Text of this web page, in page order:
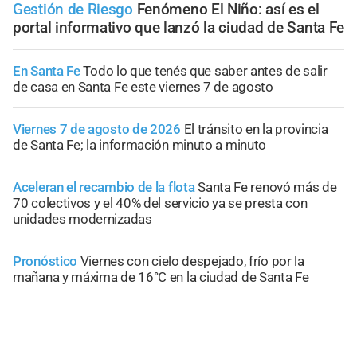
Gestión de Riesgo Fenómeno El Niño: así es el
portal informativo que lanzó la ciudad de Santa Fe
En Santa FeTodo lo que tenés que saber antes de salir
de casa en Santa Fe este viernes 7 de agosto
Viernes 7 de agosto de 2026 El tránsito en la provincia
de Santa Fe; la información minuto a minuto
Aceleran el recambio de la flotaSanta Fe renovó más de
70 colectivos y el 40% del servicio ya se presta con
unidades modernizadas
Pronóstico Viernes con cielo despejado, frío por la
mañana y máxima de 16°C en la ciudad de Santa Fe